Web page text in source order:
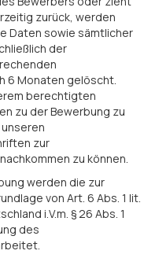
zurück, werden
Daten sowie sämtlicher
der
6 Monaten gelöscht.
berechtigten
zu der Bewerbung zu
zur
zu können.
werden die zur
von Art. 6 Abs. 1 lit.
i.V.m. § 26 Abs. 1
des